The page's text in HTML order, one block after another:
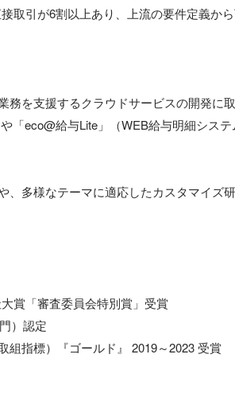
取引が6割以上あり、上流の要件定義か
を支援するクラウドサービスの開発に取
「eco@給与Lite」（WEB給与明細シス
、多様なテーマに適応したカスタマイズ
賞「審査委員会特別賞」受賞
）認定
組指標）『ゴールド』 2019～2023 受賞